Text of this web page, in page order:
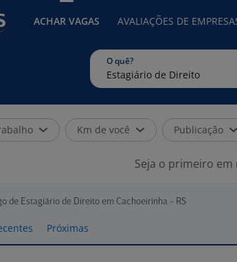
ACHAR VAGAS AVALIAÇÕES DE
O quê?
Km de você Publicação
Seja o primeiro em
de Estagiário de Direito em Cachoeirinha - RS
Próximas